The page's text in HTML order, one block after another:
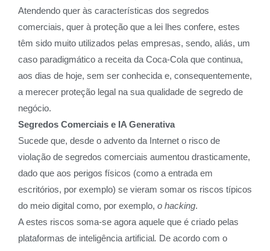
Atendendo quer às características dos segredos
comerciais, quer à proteção que a lei lhes confere, estes
têm sido muito utilizados pelas empresas, sendo, aliás, um
caso paradigmático a receita da Coca-Cola que continua,
aos dias de hoje, sem ser conhecida e, consequentemente,
a merecer proteção legal na sua qualidade de segredo de
negócio.
Segredos Comerciais e IA Generativa
Sucede que, desde o advento da Internet o risco de
violação de segredos comerciais aumentou drasticamente,
dado que aos perigos físicos (como a entrada em
escritórios, por exemplo) se vieram somar os riscos típicos
do meio digital como, por exemplo, o hacking.
A estes riscos soma-se agora aquele que é criado pelas
plataformas de inteligência artificial. De acordo com o